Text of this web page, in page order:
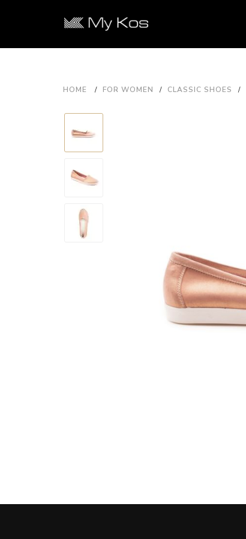
HOME FOR WOMEN CLASSIC SHOES